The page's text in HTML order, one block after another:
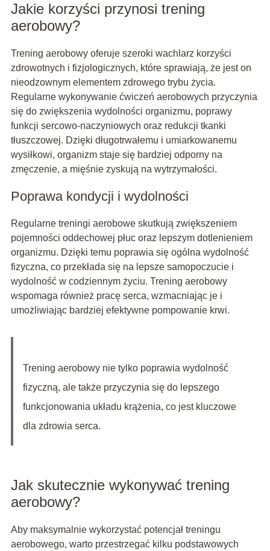
Jakie korzyści przynosi trening
aerobowy?
Trening aerobowy oferuje szeroki wachlarz korzyści
zdrowotnych i fizjologicznych, które sprawiają, że jest on
nieodzownym elementem zdrowego trybu życia.
Regularne wykonywanie ćwiczeń aerobowych przyczynia
się do zwiększenia wydolności organizmu, poprawy
funkcji sercowo-naczyniowych oraz redukcji tkanki
tłuszczowej. Dzięki długotrwałemu i umiarkowanemu
wysiłkowi, organizm staje się bardziej odporny na
zmęczenie, a mięśnie zyskują na wytrzymałości.
Poprawa kondycji i wydolności
Regularne treningi aerobowe skutkują zwiększeniem
pojemności oddechowej płuc oraz lepszym dotlenieniem
organizmu. Dzięki temu poprawia się ogólna wydolność
fizyczna, co przekłada się na lepsze samopoczucie i
wydolność w codziennym życiu. Trening aerobowy
wspomaga również pracę serca, wzmacniając je i
umożliwiając bardziej efektywne pompowanie krwi.
Trening aerobowy nie tylko poprawia wydolność
fizyczną, ale także przyczynia się do lepszego
funkcjonowania układu krążenia, co jest kluczowe
dla zdrowia serca.
Jak skutecznie wykonywać trening
aerobowy?
Aby maksymalnie wykorzystać potencjał treningu
aerobowego, warto przestrzegać kilku podstawowych